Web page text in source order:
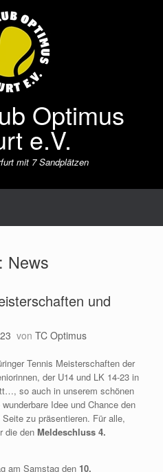
Optimus
e.V.
mit 7 Sandplätzen
News
und
von TC Optimus
Tennis Meisterschaften der
der U14 und LK 14-23 in
so auch in unserem schönen
Idee und Chance den
zu präsentieren. Für alle,
die den Meldeschluss 4.
am Samstag den 10.